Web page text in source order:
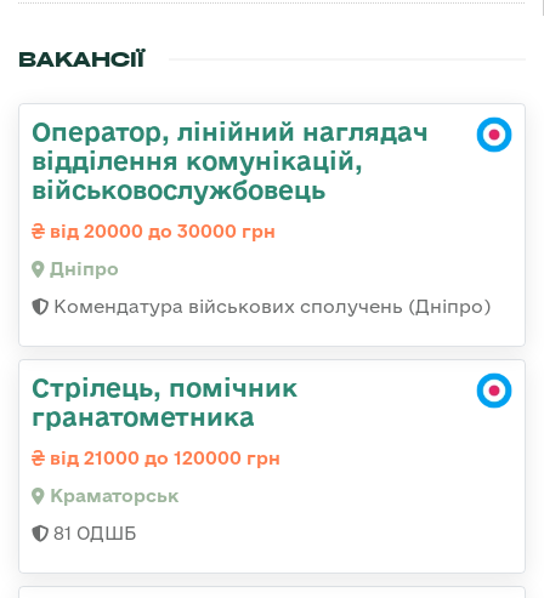
ВАКАНСІЇ
Оператор, лінійний наглядач
відділення комунікацій,
військовослужбовець
від 20000 до 30000 грн
Дніпро
Комендатура військових сполучень (Дніпро)
Стрілець, помічник
гранатометника
від 21000 до 120000 грн
Краматорськ
81 ОДШБ